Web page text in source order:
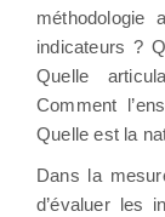
méthodologie
indicateurs ?
Quelle
Comment
Quelle est la
Dans la
d’évaluer les